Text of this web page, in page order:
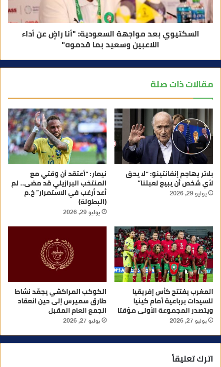
السكتيوي بعد مواجهة السعودية: "أنا راضٍ عن أداء
اللاعبين وسعيد بما قدموه"
مقالات ذات صلة
بلاتر يهاجم إنفانتينو: “لا يحق
لأي شخص أن يبيع لعبتنا”
يوليو 29, 2026
نيمار: “أعتقد أن وقتي مع
المنتخب البرازيلي قد مضى.. لم
أعد أرغب في الاستمرار” خ.م
(البطولة)
يوليو 29, 2026
المغرب يفتتح كأس إفريقيا
للسيدات برباعية أمام كينيا
ويتصدر المجموعة الأولى مؤقتا
يوليو 27, 2026
الكوكب المراكشي يجمّد نشاط
طارق سميرس إلى حين انعقاد
الجمع العام المقبل
يوليو 27, 2026
اترك تعليقاً